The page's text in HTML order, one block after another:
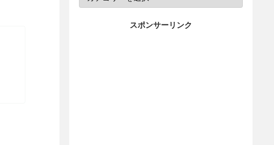
スポンサーリンク